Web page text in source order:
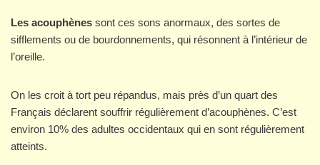
Les acouphènes sont ces sons anormaux, des sortes de
sifflements ou de bourdonnements, qui résonnent à l’intérieur de
l’oreille.
On les croit à tort peu répandus, mais près d’un quart des
Français déclarent souffrir régulièrement d’acouphènes. C’est
environ 10% des adultes occidentaux qui en sont régulièrement
atteints.